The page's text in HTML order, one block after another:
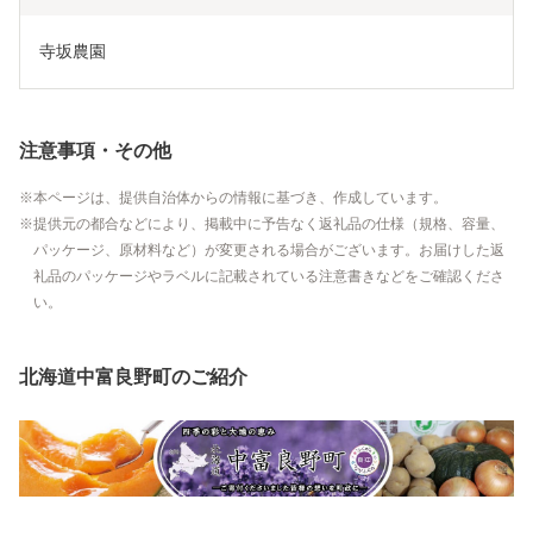
寺坂農園
注意事項・その他
本ページは、提供自治体からの情報に基づき、作成しています。
提供元の都合などにより、掲載中に予告なく返礼品の仕様（規格、容量、
パッケージ、原材料など）が変更される場合がございます。お届けした返
礼品のパッケージやラベルに記載されている注意書きなどをご確認くださ
い。
北海道中富良野町のご紹介